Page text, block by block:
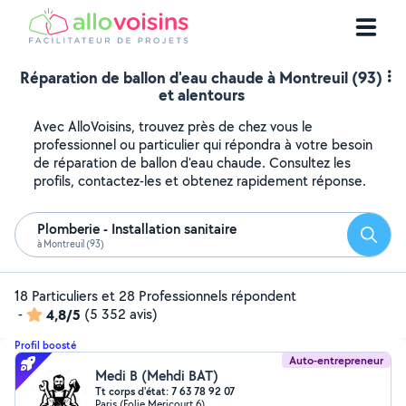
Réparation de ballon d'eau chaude à Montreuil (93)
et alentours
Avec AlloVoisins, trouvez près de chez vous le
professionnel ou particulier qui répondra à votre besoin
de réparation de ballon d'eau chaude. Consultez les
profils, contactez-les et obtenez rapidement réponse.
Plomberie - Installation sanitaire
à Montreuil (93)
18 Particuliers et 28 Professionnels répondent
-
4,8/5 (5 352 avis)
Profil boosté
Auto-entrepreneur
Medi B (Mehdi BAT)
Tt corps d'état: 7 63 78 92 07